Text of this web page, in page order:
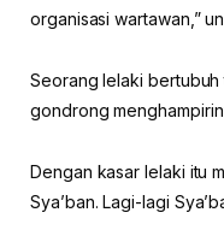
organisasi wartawan,”
Seorang lelaki
gondrong
Dengan kasar lelaki itu
Sya’ban. Lagi-lagi